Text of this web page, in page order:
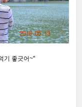
기 좋긋어~"